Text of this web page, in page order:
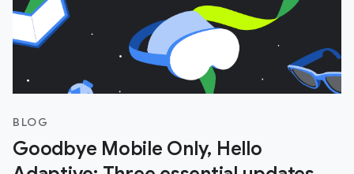
BLOG
Goodbye Mobile Only, Hello